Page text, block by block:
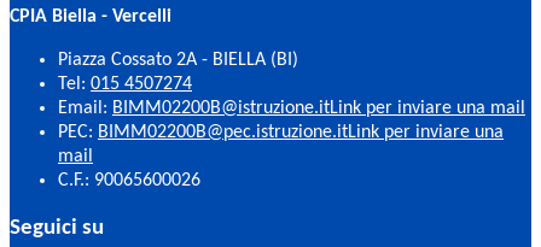
CPIA Biella - Vercelli
Piazza Cossato 2A - BIELLA (BI)
Tel: 015 4507274
Email: BIMM02200B@istruzione.itLink per inviare una mail
PEC: BIMM02200B@pec.istruzione.itLink per inviare una
mail
C.F.: 90065600026
Seguici su